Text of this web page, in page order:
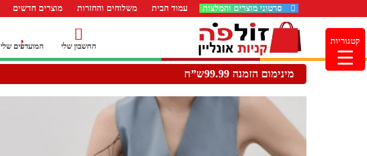
סרטוני מוצרים והמלצות עמוד הבית משלוחים והחזרות מוצרים חדשים
החשבון שלי המועדפים שלי
מינימום הזמנה 99.99ש”ח
קטגוריות